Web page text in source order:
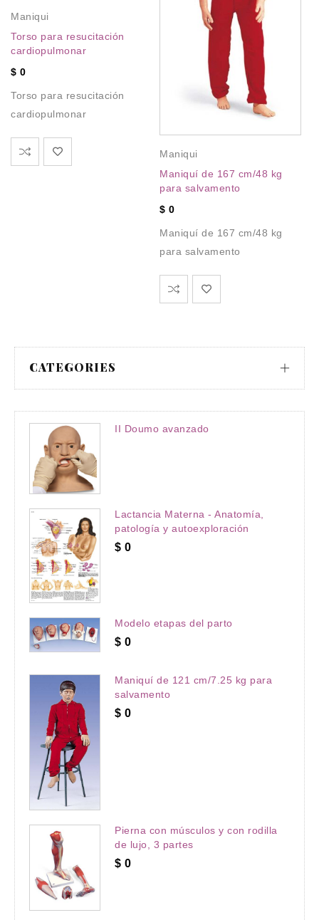
CATEGORIES
II Doumo avanzado
Lactancia Materna - Anatomía,
patología y autoexploración
$ 0
Modelo etapas del parto
$ 0
Maniquí de 121 cm/7.25 kg para
salvamento
$ 0
Pierna con músculos y con rodilla
de lujo, 3 partes
$ 0
Maniqui
Torso para resucitación
cardiopulmonar
$ 0
Torso para resucitación
cardiopulmonar
Maniqui
Maniquí de 167 cm/48 kg
para salvamento
$ 0
Maniquí de 167 cm/48 kg
para salvamento